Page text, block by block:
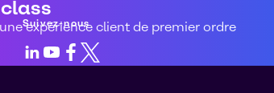
expérience client de premier ordre
Suivez-nous
LinkedIn
Youtube
Facebook
X